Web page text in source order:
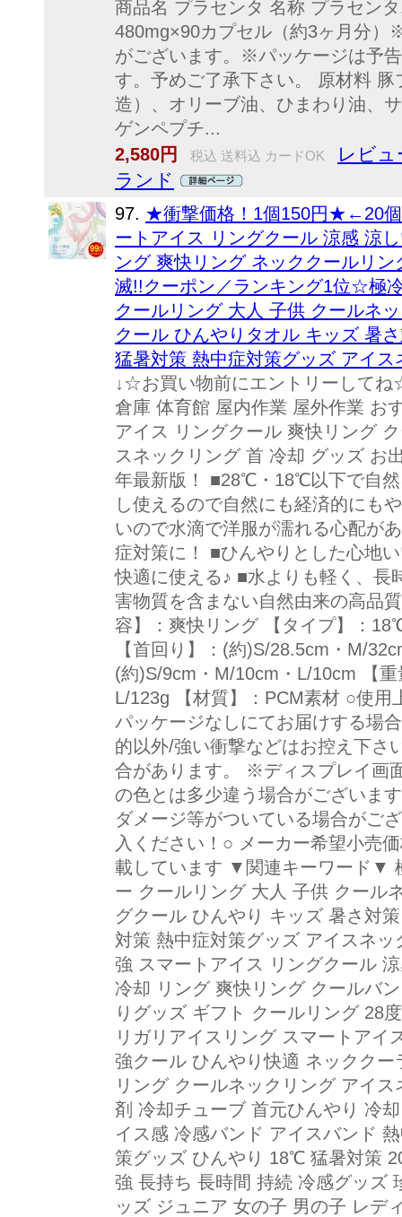
商品名 プラセンタ 名称 プラセン
480mg×90カプセル（約3ヶ月分
がございます。※パッケージは予
す。予めご了承下さい。 原材料
造）、オリーブ油、ひまわり油、
ゲンペプチ...
2,580円
税込 送料込 カードOK
レビュ
ランド
97. ★衝撃価格！1個150円★←20個
ートアイス リングクール 涼感 涼
ング 爽快リング ネッククールリ
滅!!クーポン／ランキング1位☆極
クールリング 大人 子供 クールネ
クール ひんやりタオル キッズ 暑
猛暑対策 熱中症対策グッズ アイ
↓☆お買い物前にエントリーして
倉庫 体育館 屋内作業 屋外作業 お
アイス リングクール 爽快リング
スネックリング 首 冷却 グッズ お
年最新版！ ■28℃・18℃以下で自
し使えるので自然にも経済的にも
いので水滴で洋服が濡れる心配が
症対策に！ ■ひんやりとした心地
快適に使える♪ ■水よりも軽く、長
害物質を含まない自然由来の高品
容】：爽快リング 【タイプ】：
【首回り】：(約)S/28.5cm・M/
(約)S/9cm・M/10cm・L/10cm 【
L/123g 【材質】：PCM素材 ○使
パッケージなしにてお届けする場
的以外/強い衝撃などはお控え下
合があります。 ※ディスプレイ画
の色とは多少違う場合がございま
ダメージ等がついている場合がご
入ください！○ メーカー希望小売
載しています ▼関連キーワード▼
ー クールリング 大人 子供 クール
グクール ひんやり キッズ 暑さ対
対策 熱中症対策グッズ アイスネ
強 スマートアイス リングクール
冷却 リング 爽快リング クールバ
りグッズ ギフト クールリング
リガリアイスリング スマートアイ
強クール ひんやり快適 ネックク
リング クールネックリング アイ
剤 冷却チューブ 首元ひんやり 冷
イス感 冷感バンド アイスバンド
策グッズ ひんやり 18℃ 猛暑対策
強 長持ち 長時間 持続 冷感グッズ
ッズ ジュニア 女の子 男の子 レデ